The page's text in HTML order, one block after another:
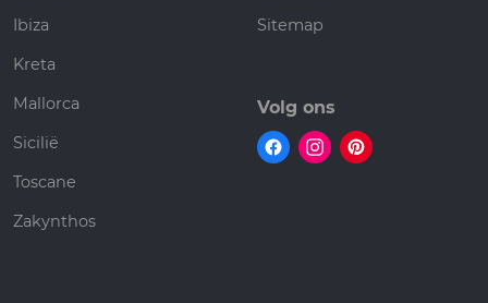
Ibiza
Kreta
Mallorca
Sicilië
Toscane
Zakynthos
Sitemap
Volg ons